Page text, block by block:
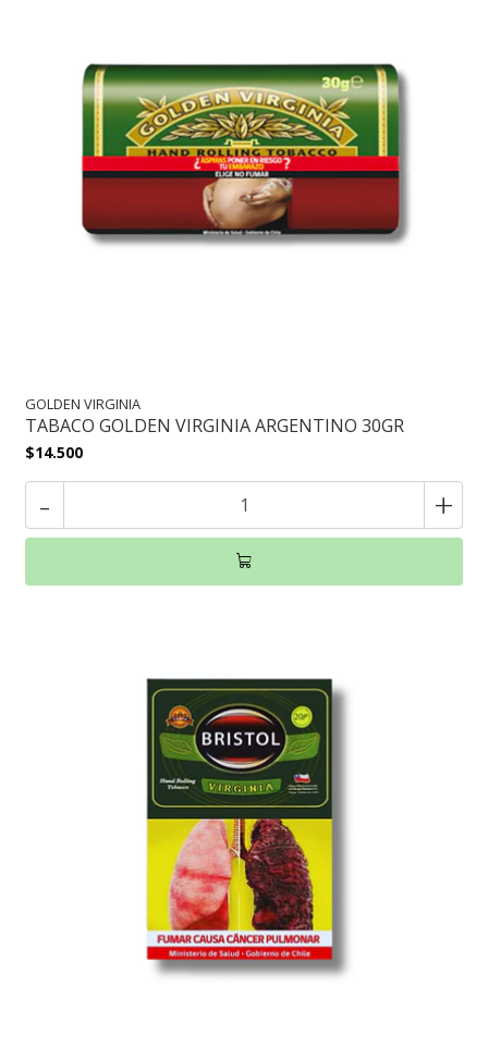
GOLDEN VIRGINIA
TABACO GOLDEN VIRGINIA ARGENTINO 30GR
$14.500
- +